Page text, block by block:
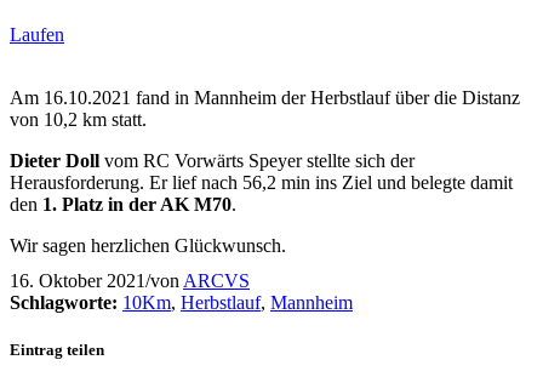
Laufen
Am 16.10.2021 fand in Mannheim der Herbstlauf über die Distanz
von 10,2 km statt.
Dieter Doll vom RC Vorwärts Speyer stellte sich der
Herausforderung. Er lief nach 56,2 min ins Ziel und belegte damit
den 1. Platz in der AK M70.
Wir sagen herzlichen Glückwunsch.
16. Oktober 2021/von ARCVS
Schlagworte: 10Km, Herbstlauf, Mannheim
Eintrag teilen